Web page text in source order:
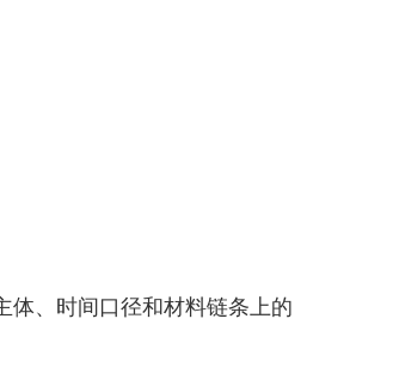
体、时间口径和材料链条上的